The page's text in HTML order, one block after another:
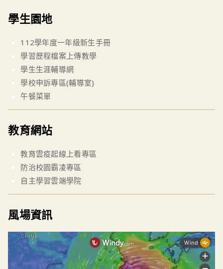
學生園地
112學年度一年級新生手冊
學習歷程檔案上傳教學
學生生涯輔導網
學校申訴專區(輔導室)
午餐菜單
教育網站
教育雲疫起線上看專區
防治校園霸凌專區
自主學習雲端學院
風場資訊